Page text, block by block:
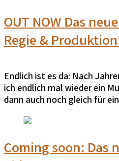
OUT NOW Das
Regie &
Endlich ist es da: Nach
ich endlich mal wieder ein
dann auch noch gleich für
Bunker, hatten wir genau
recht ehrgeizige Projekt zu
Coming soon: Das